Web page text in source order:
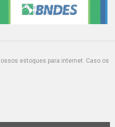
estoques para internet. Caso os